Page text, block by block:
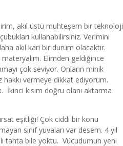
akıl üstü muhteşem bir teknoloji
kullanabilirsiniz. Verimini
akıl kari bir durum olacaktır.
Elimden geldiğince
çok seviyor. Onların minik
hakkı vermeye dikkat ediyorum.
İkinci kısım doğru olanı aktarma
eşitliği! Çok ciddi bir konu
sınıf yuvaları var desem. 4 yıl
tahta bile yoktu. Vücudumun yeni